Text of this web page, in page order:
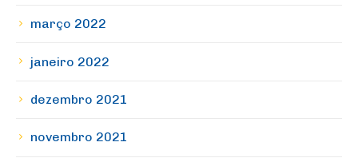
março 2022
janeiro 2022
dezembro 2021
novembro 2021